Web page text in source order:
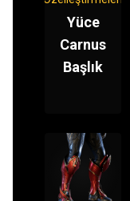
Yüce
Carnus
Başlık